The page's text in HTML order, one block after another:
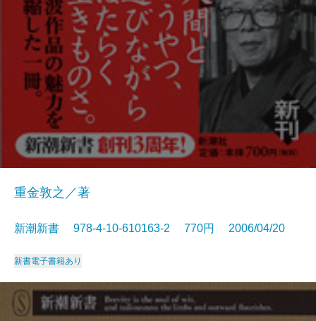
重金敦之／著
新潮新書 978-4-10-610163-2 770円 2006/04/20
新書電子書籍あり